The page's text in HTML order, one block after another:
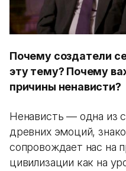
Почему создатели
эту тему? Почему
причины ненависти?
Ненависть — одна из
древних эмоций,
сопровождает нас на
цивилизации как на